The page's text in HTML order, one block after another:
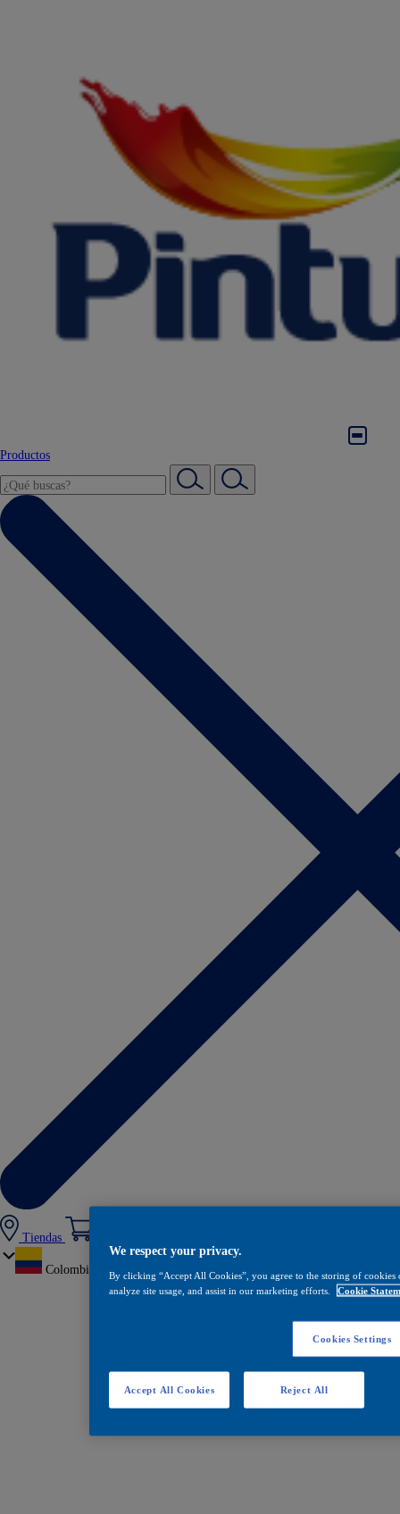
Productos
Tiendas
Colombia
We respect your privacy.
By clicking “Accept All Cookies”, you agree to the storing of
analyze site usage, and assist in our marketing efforts.
Cookie
Cookies Settings
Reject All
Accept All Cookies